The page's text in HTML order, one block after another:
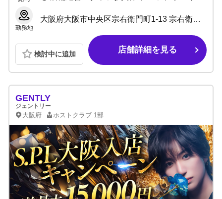
勤務地
大阪府大阪市中央区宗右衛門町1-13 宗右衛門町クリスタルビルB1F
検討中に追加 店舗詳細を見る
GENTLY
ジェントリー
大阪府 ホストクラブ 1部